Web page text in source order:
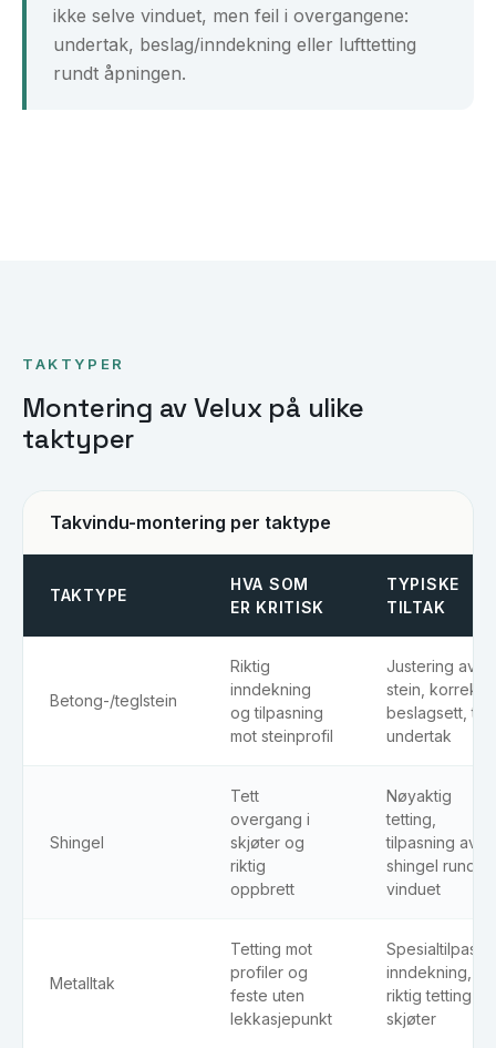
ikke selve vinduet, men feil i overgangene:
undertak, beslag/inndekning eller lufttetting
rundt åpningen.
TAKTYPER
Montering av Velux på ulike
taktyper
Takvindu-montering per taktype
TAKTYPE
HVA SOM
ER KRITISK
TYPISKE
TILTAK
Betong-/teglstein
Riktig
inndekning
og tilpasning
mot steinprofil
Justering av
stein, korrekt
beslagsett, tett
undertak
Shingel
Tett
overgang i
skjøter og
riktig
oppbrett
Nøyaktig
tetting,
tilpasning av
shingel rundt
vinduet
Metalltak
Tetting mot
profiler og
feste uten
lekkasjepunkt
inndekning,
riktig tetting i
skjøter